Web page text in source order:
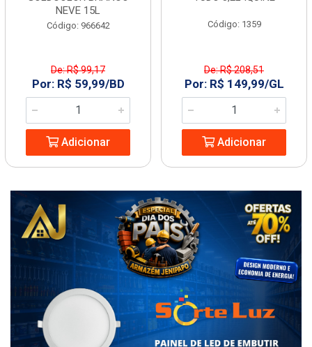
NEVE 15L
Código: 966642
De: R$ 99,17
Por: R$ 59,99/BD
Adicionar
Código: 1359
De: R$ 208,51
Por: R$ 149,99/GL
Adicionar